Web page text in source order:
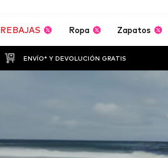
REBAJAS Ropa Zapatos
ENVÍO* Y DEVOLUCIÓN GRATIS